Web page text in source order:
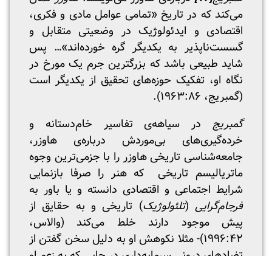
می‌کند که در تاریخ «تمامی عوامل مادی و فکری،
اقتصادی و ایدئولوژیک در وضعیتی متقابل و
گسست‌ناپذیر به یکدیگر گره خورده‌اند»… پس
شاید طبیعی باشد که بزرگترین جرم یک مورخ در
نگاه او، تفکیک حوزه‌های تحقیق از یکدیگر است
(گمبریج، ۱۹۶۳:۸۶).
گمبریج در سیاهه‌ی تفاسیر خام‌دستانه و
خرده‌گیری‌های بی‌موردش درباره‌ی هاوزر،
جامعه‌شناسی تاریخی هاوزر را با جزمی‌ترین وجوه
ماتریالیسم تاریخی که هنر را صرفا بازنمایی
شرایط اجتماعی و اقتصادی دانسته و یا باور به
فرجام‌گرایی(تلئولوژیک) تاریخی و به حقایق از
پیش موجود دارند خلط می‌کند (والاس،
۱۹۹۶:۴۲)- مثلا نکوهش او به دلیل سخن گفتن از